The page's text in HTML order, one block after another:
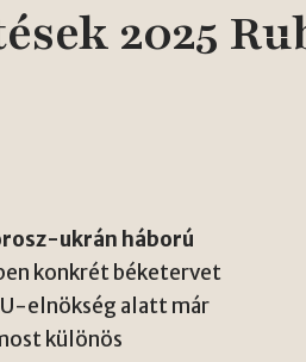
2025
ukrán háború
konkrét béketervet
elnökség alatt már
különös